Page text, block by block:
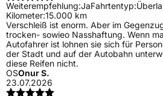
Weiterempfehlung:JaFahrtentyp:
Kilometer:15.000 km
Verschleiß ist enorm. Aber im
trocken- sowieo Nasshaftung. Wenn
Autofahrer ist lohnen sie sich für
der Stadt und auf der Autobahn
diese Reifen nicht.
OSOnur S.
23.07.2026